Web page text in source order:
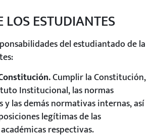
LOS ESTUDIANTES
del estudiantado de la
Cumplir la Constitución,
Institucional, las normas
y las demás normativas internas, así
legítimas de las
respectivas.
Abiertas